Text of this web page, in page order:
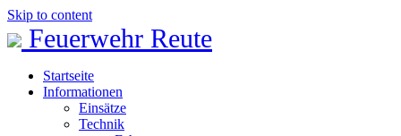
Skip to content
Feuerwehr Reute
Startseite
Informationen
Einsätze
Technik